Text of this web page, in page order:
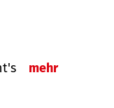
mehr